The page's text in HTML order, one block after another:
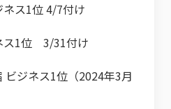
ス1位 4/7付け
ス1位 3/31付け
ビジネス1位（2024年3月